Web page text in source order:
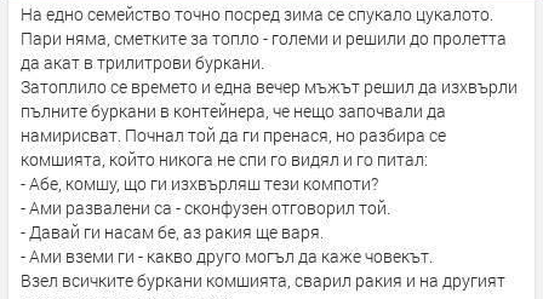
На едно семейство точно посред зима се спукало цукалото.
Пари няма, сметките за топло - големи и решили до пролетта
да акат в трилитрови буркани.
Затоплило се времето и една вечер мъжът решил да изхвърли
пълните буркани в контейнера, че нещо започвали да
намирисват. Почнал той да ги пренася, но разбира се
комшията, който никога не спи го видял и го питал:
- Абе, комшу, що ги изхвърляш тези компоти?
- Ами развалени са - сконфузен отговорил той.
- Давай ги насам бе, аз ракия ще варя.
- Ами вземи ги - какво друго могъл да каже човекът.
Взел всичките буркани комшията, сварил ракия и на другият